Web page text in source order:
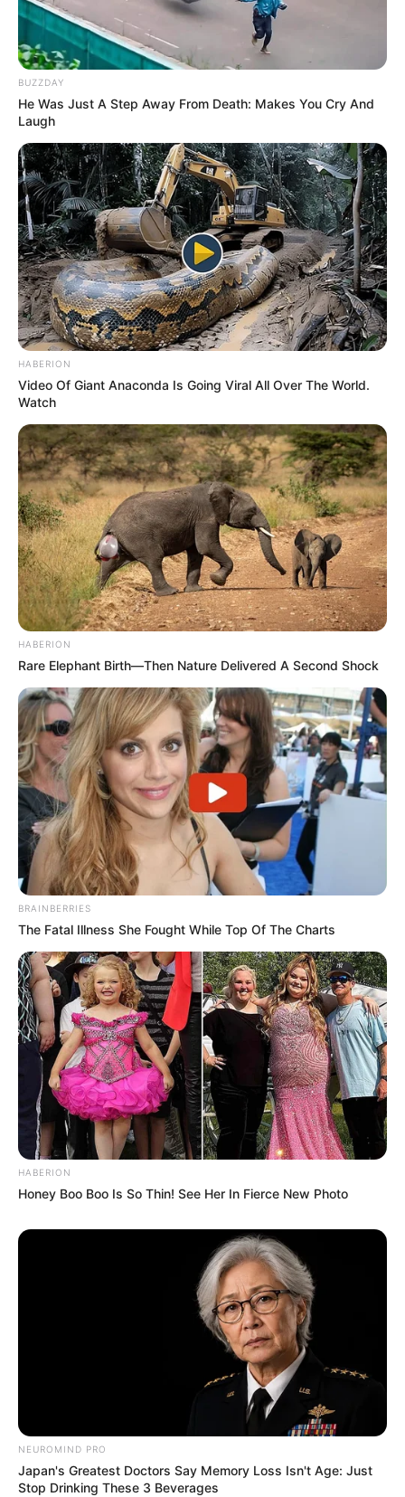
BUZZDAY
He Was Just A Step Away From Death: Makes You Cry And
Laugh
HABERION
Video Of Giant Anaconda Is Going Viral All Over The World.
Watch
HABERION
Rare Elephant Birth—Then Nature Delivered A Second Shock
BRAINBERRIES
The Fatal Illness She Fought While Top Of The Charts
HABERION
Honey Boo Boo Is So Thin! See Her In Fierce New Photo
NEUROMIND PRO
Japan's Greatest Doctors Say Memory Loss Isn't Age: Just
Stop Drinking These 3 Beverages